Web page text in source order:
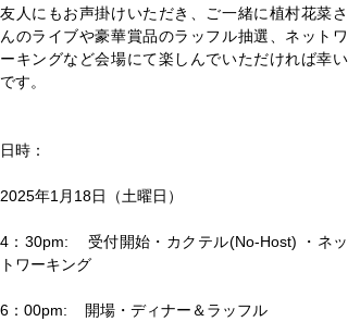
友人にもお声掛けいただき、ご一緒に植村花菜さ
んのライブや豪華賞品のラッフル抽選、ネットワ
ーキングなど会場にて楽しんでいただければ幸い
です。
日時：
2025年1月18日（土曜日）
4：30pm:    受付開始・カクテル(No-Host) ・ネッ
トワーキング
6：00pm:    開場・ディナー＆ラッフル